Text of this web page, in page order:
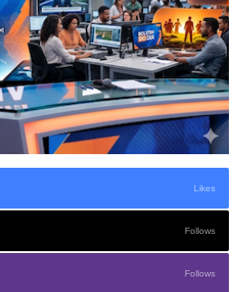
Likes
Follows
Follows